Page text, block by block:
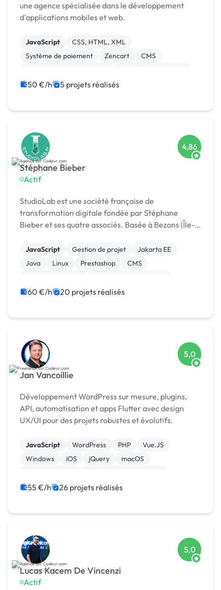
une agence spécialisée dans le développement
d'applications mobiles et web.
JavaScript
CSS, HTML, XML
Système de paiement
Zencart
CMS
Gestion site web
Landing page
50 €/h 5 projets réalisés
Stéphane Bieber
Actif
4,86
StudioLab est une société française de
transformation digitale fondée par Stéphane
Bieber et ses quatre associés. Basée à Bezons (Île-
ans les entrepr
JavaScript Gestion de projet
Jakarta EE
Java
Linux Prestashop
CMS
Charte graphique
60 €/h 20 projets réalisés
Jan Vancoillie
5,0
Développement WordPress sur mesure, plugins,
API, automatisation et apps Flutter avec design
UX/UI pour des projets robustes et évolutifs.
JavaScript WordPress PHP
Vue.JS
Windows
iOS jQuery
macOS
55 €/h 26 projets réalisés
Lucas Kacem De Vincenzi
Actif
5,0